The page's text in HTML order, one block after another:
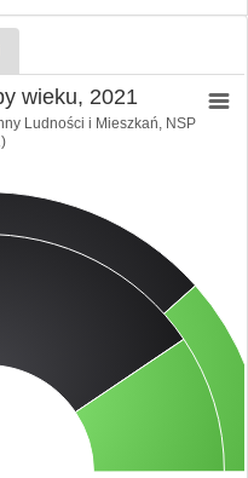
wieku, 2021
Ludności i Mieszkań, NSP